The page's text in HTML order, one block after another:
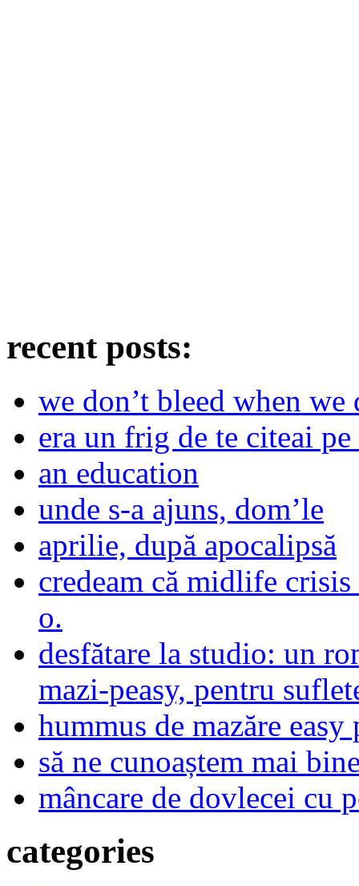
recent posts:
we don’t bleed when we
era un frig de te citeai
an education
unde s-a ajuns, dom’le
aprilie, după apocalipsă
credeam că midlife crisis
o.
desfătare la studio: un
mazi-peasy, pentru
hummus de mazăre easy
să ne cunoaștem mai
mâncare de dovlecei cu
categories